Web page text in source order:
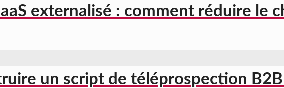
externalisé : comment réduire le
un script de téléprospection